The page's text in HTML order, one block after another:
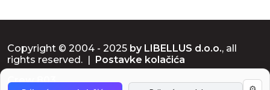
Copyright © 2004 - 2025 by LIBELLUS d.o.o., all
rights reserved. | Postavke kolačića
Crew 803